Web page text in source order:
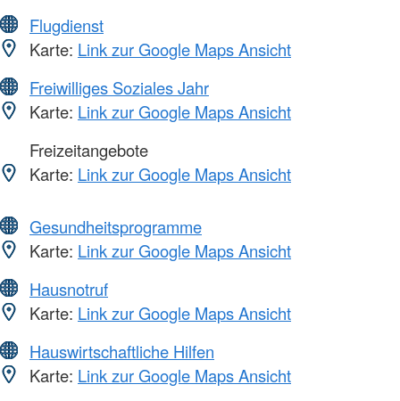
Flugdienst
Karte: Link zur Google Maps Ansicht
Freiwilliges Soziales Jahr
Karte: Link zur Google Maps Ansicht
Freizeitangebote
Karte: Link zur Google Maps Ansicht
Gesundheitsprogramme
Karte: Link zur Google Maps Ansicht
Hausnotruf
Karte: Link zur Google Maps Ansicht
Hauswirtschaftliche Hilfen
Karte: Link zur Google Maps Ansicht